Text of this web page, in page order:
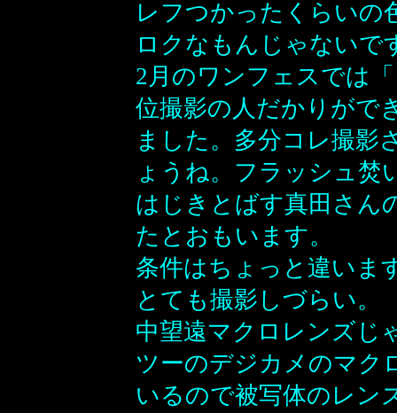
レフつかったくらいの
ロクなもんじゃないで
2月のワンフェスでは
位撮影の人だかりがで
ました。多分コレ撮影
ょうね。フラッシュ焚
はじきとばす真田さん
たとおもいます。
条件はちょっと違いま
とても撮影しづらい。
中望遠マクロレンズじ
ツーのデジカメのマク
いるので被写体のレン